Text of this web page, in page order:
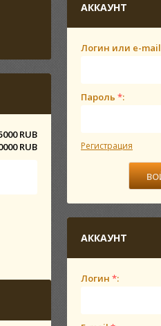
RUB
RUB
АККАУНТ
Логин или e-mail
Пароль *:
Регистрация
АККАУНТ
Логин *: